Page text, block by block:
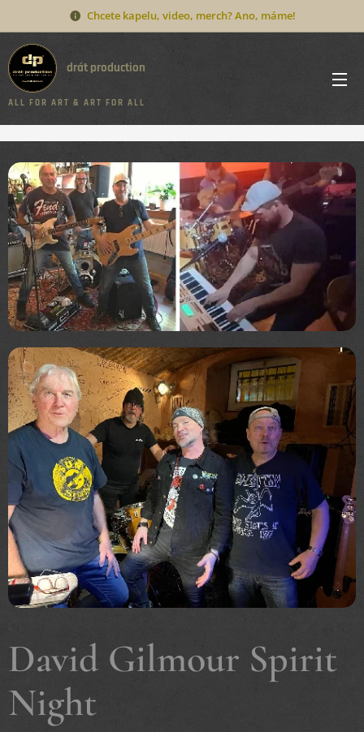
Chcete kapelu, video, merch? Ano, máme!
drát production
A L L F O R A R T & A R T F O R A L L
David Gilmour Spirit
Night